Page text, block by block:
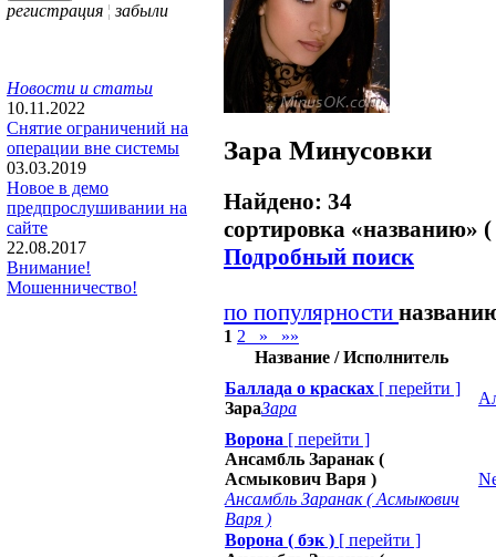
регистрация ¦ забыли
Новости и статьи
10.11.2022
Снятие ограничений на
операции вне системы
03.03.2019
Новое в демо
предпрослушивании на
сайте
22.08.2017
Внимание!
Мошенничество!
Зара Минусовки
Найдено: 34
сортировка «названию»
Подробный поиск
по популярности
1 2 »
»»
Название / Исполнитель
Баллада о красках [ перейти ]
ЗараЗара
Ворона [ перейти ]
Ансамбль Заранак (
Асмыкович Варя )
Ансамбль Заранак ( Асмыкович
Варя )
Ворона ( бэк ) [ перейти ]